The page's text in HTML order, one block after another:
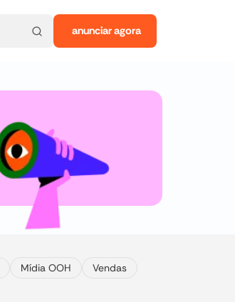
anunciar agora
Mídia OOH
Vendas